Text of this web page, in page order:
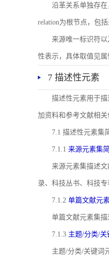
沿革关系单独存
relation为根节点，包
来源唯一标识符以
性表示，具体取值见属
7 描述性元素
描述性元素用于
加资料和参考文献相
7.1 描述性元素集
7.1.1 来源元素集
来源元素集描述
录、科技丛书、科技
7.1.2 单篇文献元
单篇文献元素集
7.1.3 主题/分类/
主题/分类/关键词